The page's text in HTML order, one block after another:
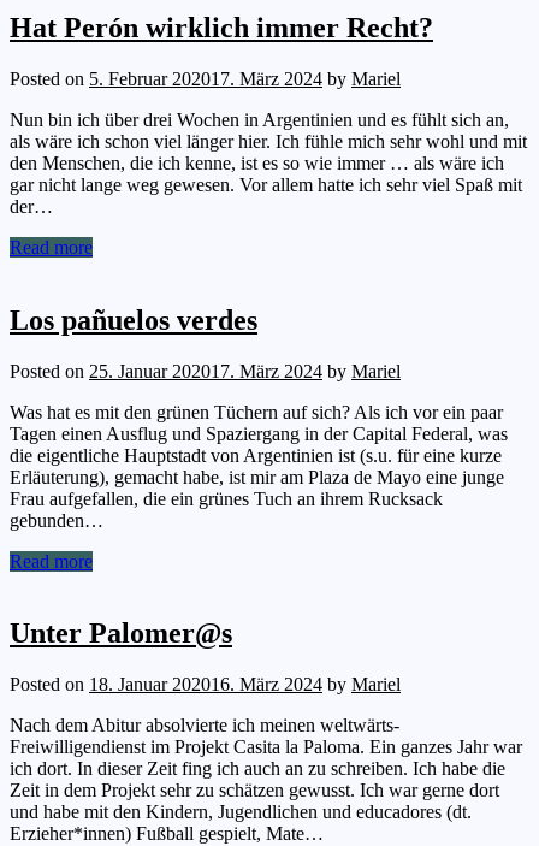
Hat Perón wirklich immer Recht?
Posted on 5. Februar 202017. März 2024 by Mariel
Nun bin ich über drei Wochen in Argentinien und es fühlt sich an,
als wäre ich schon viel länger hier. Ich fühle mich sehr wohl und mit
den Menschen, die ich kenne, ist es so wie immer … als wäre ich
gar nicht lange weg gewesen. Vor allem hatte ich sehr viel Spaß mit
der…
Read more
Los pañuelos verdes
Posted on 25. Januar 202017. März 2024 by Mariel
Was hat es mit den grünen Tüchern auf sich? Als ich vor ein paar
Tagen einen Ausflug und Spaziergang in der Capital Federal, was
die eigentliche Hauptstadt von Argentinien ist (s.u. für eine kurze
Erläuterung), gemacht habe, ist mir am Plaza de Mayo eine junge
Frau aufgefallen, die ein grünes Tuch an ihrem Rucksack
gebunden…
Read more
Unter Palomer@s
Posted on 18. Januar 202016. März 2024 by Mariel
Nach dem Abitur absolvierte ich meinen weltwärts-
Freiwilligendienst im Projekt Casita la Paloma. Ein ganzes Jahr war
ich dort. In dieser Zeit fing ich auch an zu schreiben. Ich habe die
Zeit in dem Projekt sehr zu schätzen gewusst. Ich war gerne dort
und habe mit den Kindern, Jugendlichen und educadores (dt.
Erzieher*innen) Fußball gespielt, Mate…